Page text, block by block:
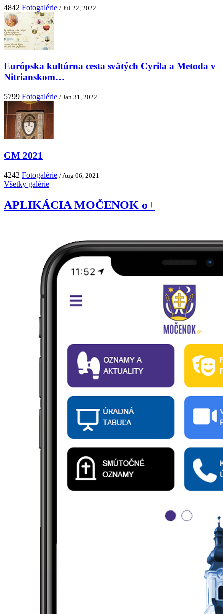
4842 Fotogalérie / Júl 22, 2022
Európska kultúrna cesta svätých Cyrila a Metoda v
Nitrianskom…
5799 Fotogalérie / Jan 31, 2022
GM 2021
4242 Fotogalérie / Aug 06, 2021
Všetky galérie
APLIKÁCIA MOČENOK o+